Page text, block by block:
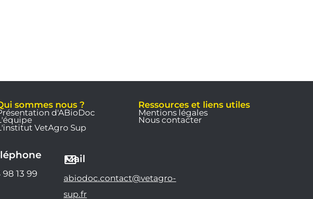
13 99
Mail
abiodoc.contact@vetagro-
sup.fr
sommes nous ?
d'ABioDoc
VetAgro Sup
Ressources et liens utiles
Mentions légales
Nous contacter